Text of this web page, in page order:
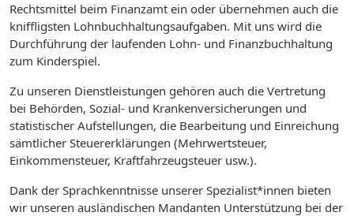
Rechtsmittel beim Finanzamt ein oder übernehmen auch die
kniffligsten Lohnbuchhaltungsaufgaben. Mit uns wird die
Durchführung der laufenden Lohn- und Finanzbuchhaltung
zum Kinderspiel.
Zu unseren Dienstleistungen gehören auch die Vertretung
bei Behörden, Sozial- und Krankenversicherungen und
statistischer Aufstellungen, die Bearbeitung und Einreichung
sämtlicher Steuererklärungen (Mehrwertsteuer,
Einkommensteuer, Kraftfahrzeugsteuer usw.).
Dank der Sprachkenntnisse unserer Spezialist*innen bieten
wir unseren ausländischen Mandanten Unterstützung bei der